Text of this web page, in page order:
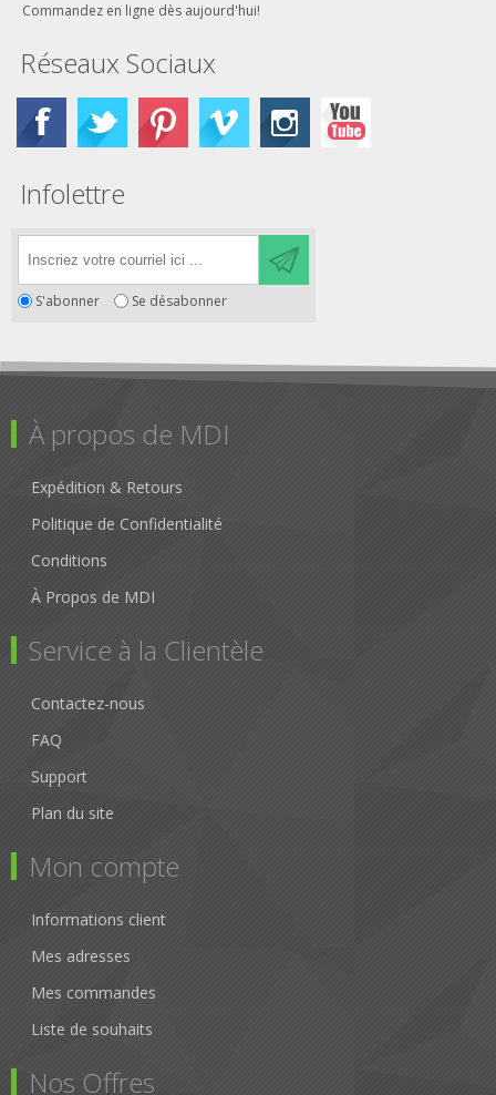
Commandez en ligne dès aujourd'hui!
Réseaux Sociaux
Infolettre
S'abonner Se désabonner
À propos de MDI
Expédition & Retours
Politique de Confidentialité
Conditions
À Propos de MDI
Service à la Clientèle
Contactez-nous
FAQ
Support
Plan du site
Mon compte
Informations client
Mes adresses
Mes commandes
Liste de souhaits
Nos Offres